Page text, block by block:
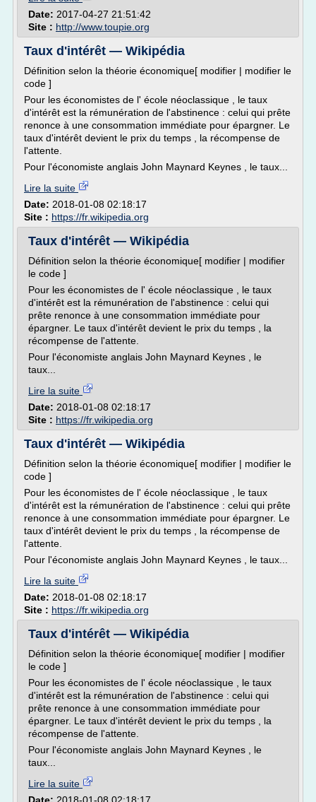
Date: 2017-04-27 21:51:42
Site : http://www.toupie.org
Taux d'intérêt — Wikipédia
Définition selon la théorie économique[ modifier | modifier le
code ]
Pour les économistes de l' école néoclassique , le taux
d'intérêt est la rémunération de l'abstinence : celui qui prête
renonce à une consommation immédiate pour épargner. Le
taux d'intérêt devient le prix du temps , la récompense de
l'attente.
Pour l'économiste anglais John Maynard Keynes , le taux...
Lire la suite
Date: 2018-01-08 02:18:17
Site : https://fr.wikipedia.org
Taux d'intérêt — Wikipédia
Définition selon la théorie économique[ modifier | modifier
le code ]
Pour les économistes de l' école néoclassique , le taux
d'intérêt est la rémunération de l'abstinence : celui qui
prête renonce à une consommation immédiate pour
épargner. Le taux d'intérêt devient le prix du temps , la
récompense de l'attente.
Pour l'économiste anglais John Maynard Keynes , le
taux...
Lire la suite
Date: 2018-01-08 02:18:17
Site : https://fr.wikipedia.org
Taux d'intérêt — Wikipédia
Définition selon la théorie économique[ modifier | modifier le
code ]
Pour les économistes de l' école néoclassique , le taux
d'intérêt est la rémunération de l'abstinence : celui qui prête
renonce à une consommation immédiate pour épargner. Le
taux d'intérêt devient le prix du temps , la récompense de
l'attente.
Pour l'économiste anglais John Maynard Keynes , le taux...
Lire la suite
Date: 2018-01-08 02:18:17
Site : https://fr.wikipedia.org
Taux d'intérêt — Wikipédia
Définition selon la théorie économique[ modifier | modifier
le code ]
Pour les économistes de l' école néoclassique , le taux
d'intérêt est la rémunération de l'abstinence : celui qui
prête renonce à une consommation immédiate pour
épargner. Le taux d'intérêt devient le prix du temps , la
récompense de l'attente.
Pour l'économiste anglais John Maynard Keynes , le
taux...
Lire la suite